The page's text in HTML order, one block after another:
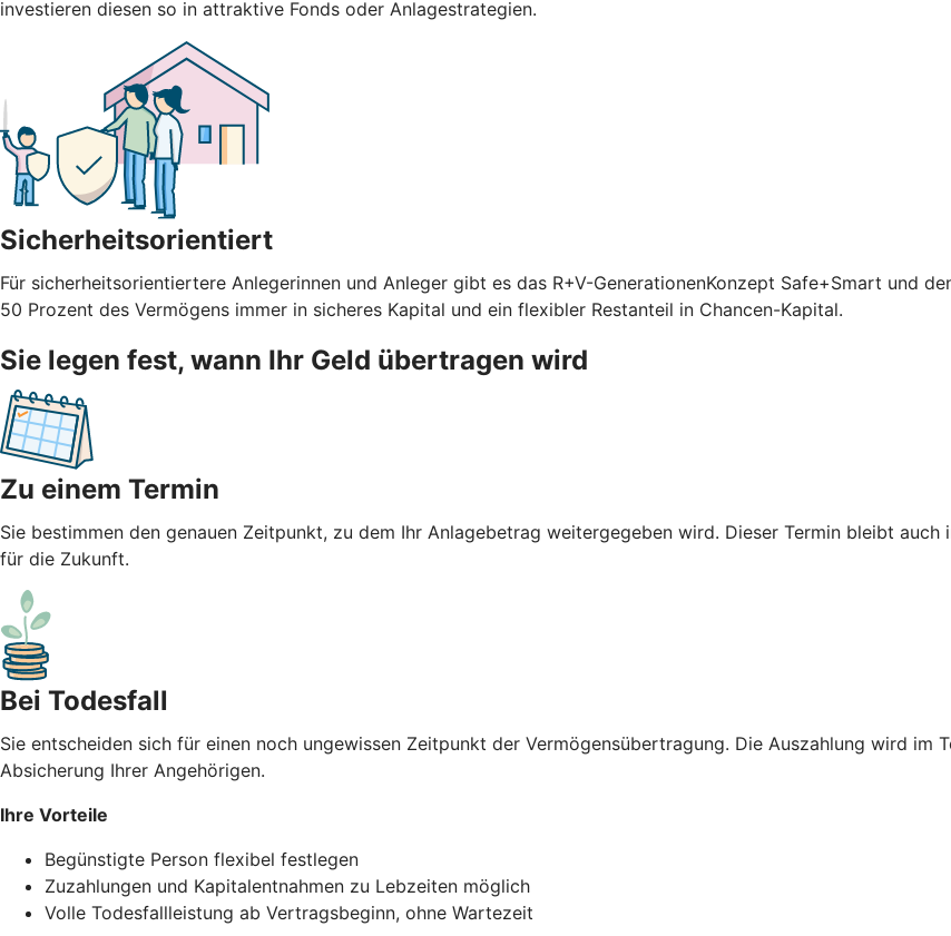
investieren diesen so in attraktive Fonds oder Anlagestrategien.
Sicherheitsorientiert
Für sicherheitsorientiertere Anlegerinnen und Anleger gibt es das R+V-GenerationenKonzept Safe+Smart und
50 Prozent des Vermögens immer in sicheres Kapital und ein flexibler Restanteil in Chancen-Kapital.
Sie legen fest, wann Ihr Geld übertragen wird
Zu einem Termin
Sie bestimmen den genauen Zeitpunkt, zu dem Ihr Anlagebetrag weitergegeben wird. Dieser Termin bleibt
für die Zukunft.
Bei Todesfall
Sie entscheiden sich für einen noch ungewissen Zeitpunkt der Vermögensübertragung. Die Auszahlung wird
Absicherung Ihrer Angehörigen.
Ihre Vorteile
Begünstigte Person flexibel festlegen
Zuzahlungen und Kapitalentnahmen zu Lebzeiten möglich
Volle Todesfallleistung ab Vertragsbeginn, ohne Wartezeit